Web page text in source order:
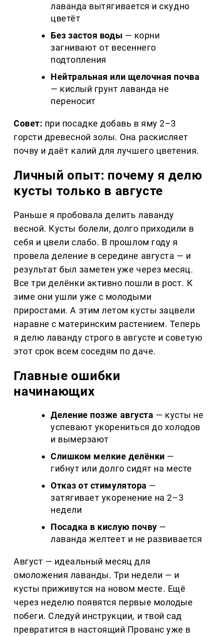
лаванда вытягивается и скудно
цветёт
Без застоя воды — корни
загнивают от весеннего
подтопления
Нейтральная или щелочная почва
— кислый грунт лаванда не
переносит
Совет: при посадке добавь в яму 2–3
горсти древесной золы. Она раскисляет
почву и даёт калий для лучшего цветения.
Личный опыт: почему я делю
кусты только в августе
Раньше я пробовала делить лаванду
весной. Кусты болели, долго приходили в
себя и цвели слабо. В прошлом году я
провела деление в середине августа — и
результат был заметен уже через месяц.
Все три делёнки активно пошли в рост. К
зиме они ушли уже с молодыми
приростами. А этим летом кусты зацвели
наравне с материнским растением. Теперь
я делю лаванду строго в августе и советую
этот срок всем соседям по даче.
Главные ошибки
начинающих
Деление позже августа — кусты не
успевают укорениться до холодов
и вымерзают
Слишком мелкие делёнки —
гибнут или долго сидят на месте
Отказ от стимулятора —
затягивает укоренение на 2–3
недели
Посадка в кислую почву —
лаванда желтеет и не развивается
Август — идеальный месяц для
омоложения лаванды. Три недели — и
кусты приживутся на новом месте. Ещё
через неделю появятся первые молодые
побеги. Следуй инструкции, и твой сад
превратится в настоящий Прованс уже в